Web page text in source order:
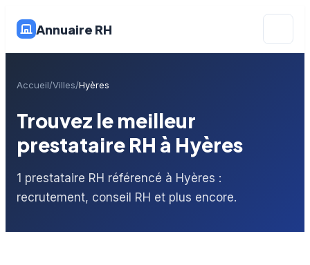
Annuaire RH
Accueil Villes Hyères
Trouvez le meilleur
prestataire RH à Hyères
1 prestataire RH référencé à Hyères :
recrutement, conseil RH et plus encore.